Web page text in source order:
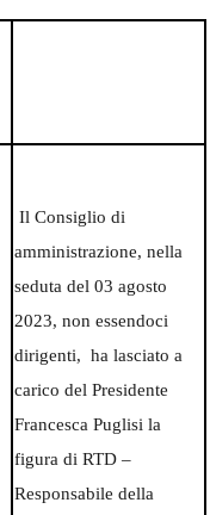
Il Consiglio di
amministrazione, nella
seduta del 03 agosto
2023, non essendoci
dirigenti, ha lasciato a
carico del Presidente
Francesca Puglisi la
figura di RTD –
Responsabile della